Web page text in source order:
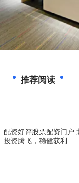
推荐阅读
配资好评股票配资门户
投资腾飞，稳健获利